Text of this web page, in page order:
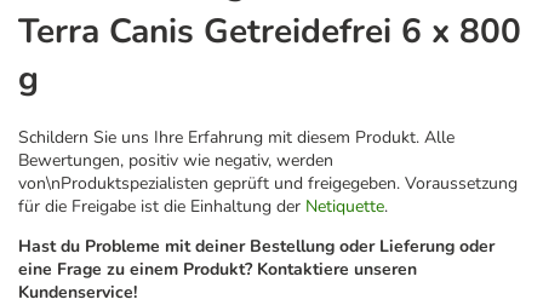
Terra Canis Getreidefrei 6 x 800
g
Schildern Sie uns Ihre Erfahrung mit diesem Produkt. Alle
Bewertungen, positiv wie negativ, werden
von\nProduktspezialisten geprüft und freigegeben. Voraussetzung
für die Freigabe ist die Einhaltung der Netiquette.
Hast du Probleme mit deiner Bestellung oder Lieferung oder
eine Frage zu einem Produkt? Kontaktiere unseren
Kundenservice!